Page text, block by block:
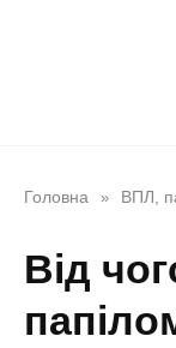
Головна » ВПЛ,
Від